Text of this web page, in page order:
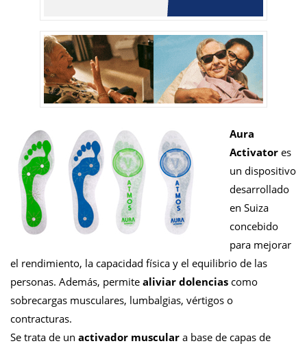
Aura
Activator es
un dispositivo
desarrollado
en Suiza
concebido
para mejorar
el rendimiento, la capacidad física y el equilibrio de las
personas. Además, permite aliviar dolencias como
sobrecargas musculares, lumbalgias, vértigos o
contracturas.
Se trata de un activador muscular a base de capas de